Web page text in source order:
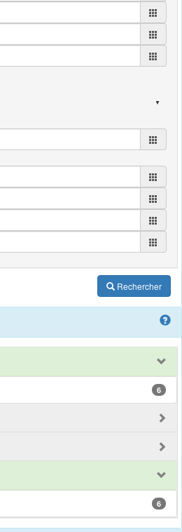
Rechercher
6
6